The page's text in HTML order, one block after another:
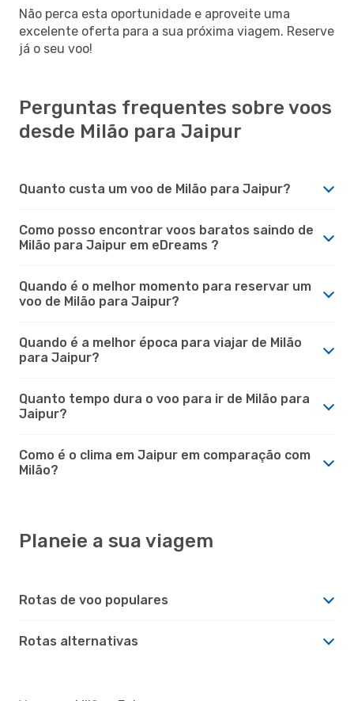
Não perca esta oportunidade e aproveite uma
excelente oferta para a sua próxima viagem. Reserve
já o seu voo!
Perguntas frequentes sobre voos
desde Milão para Jaipur
Quanto custa um voo de Milão para Jaipur?
Como posso encontrar voos baratos saindo de
Milão para Jaipur em eDreams ?
Quando é o melhor momento para reservar um
voo de Milão para Jaipur?
Quando é a melhor época para viajar de Milão
para Jaipur?
Quanto tempo dura o voo para ir de Milão para
Jaipur?
Como é o clima em Jaipur em comparação com
Milão?
Planeie a sua viagem
Rotas de voo populares
Rotas alternativas